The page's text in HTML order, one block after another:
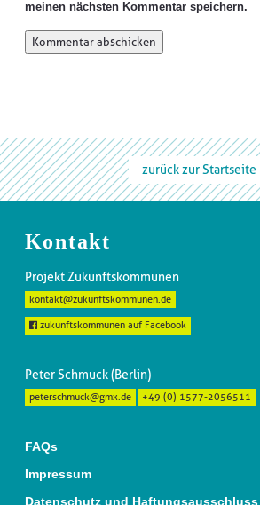
meinen nächsten Kommentar speichern.
zurück zur Startseite
Kontakt
Projekt Zukunftskommunen
kontakt@zukunftskommunen.de
zukunftskommunen auf Facebook
Peter Schmuck (Berlin)
peterschmuck@gmx.de +49 (0) 1577-2056511
FAQs
Impressum
Datenschutz und Haftungsausschluss